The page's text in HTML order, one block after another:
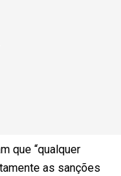
que “qualquer
as sanções